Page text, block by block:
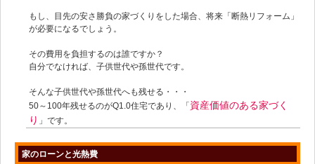
もし、目先の安さ勝負の家づくりをした場合、将来「断熱リフォーム」
が必要になるでしょう。
その費用を負担するのは誰ですか？
自分でなければ、子供世代や孫世代です。
そんな子供世代や孫世代へも残せる・・・
50～100年残せるのがQ1.0住宅であり、「資産価値のある家づく
り 」です。
家のローンと光熱費